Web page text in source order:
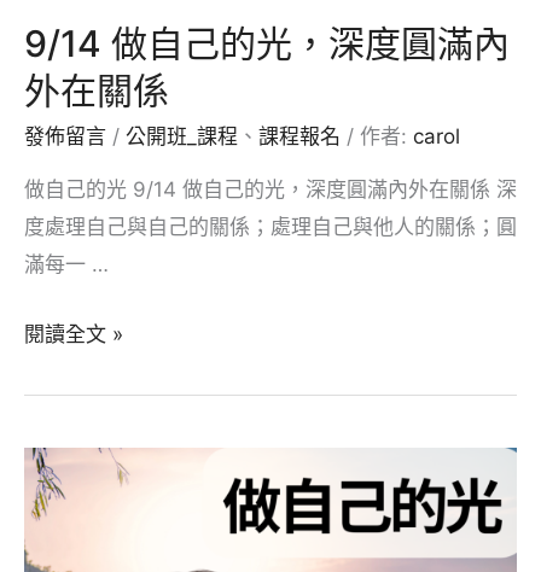
9/14 做自己的光，深度圓滿內
外在關係
發佈留言 / 公開班_課程 、 課程報名 / 作者: carol
做自己的光 9/14 做自己的光，深度圓滿內外在關係 深
度處理自己與自己的關係；處理自己與他人的關係；圓
滿每一 …
9/14
己
的
光，
深
閱讀全文 »